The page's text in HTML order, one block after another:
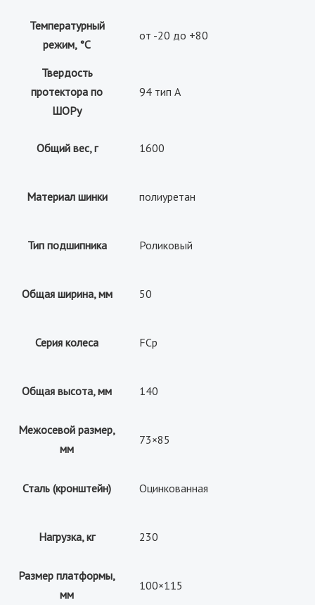
Температурный
режим, °С
от -20 до +80
Твердость
протектора по
ШОРу
94 тип А
Общий вес, г 1600
Материал шинки полиуретан
Тип подшипника Роликовый
Общая ширина, мм 50
Серия колеса FCp
Общая высота, мм 140
Межосевой размер,
мм
73×85
Сталь (кронштейн) Оцинкованная
Нагрузка, кг 230
Размер платформы,
мм
100×115